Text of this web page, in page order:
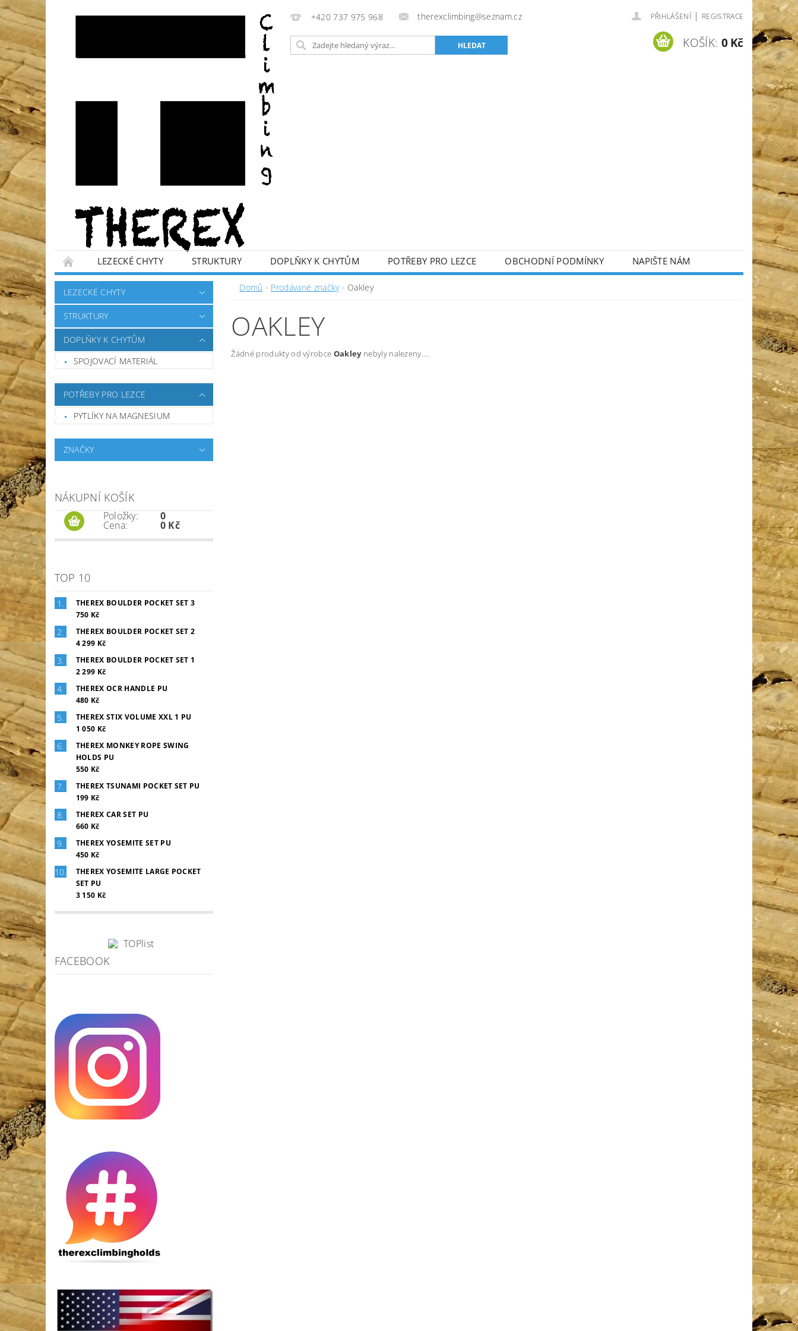
+420 737 975 968 therexclimbing@seznam.cz PŘIHLÁŠENÍ | REGISTRACE
KOŠÍK: 0 Kč
LEZECKÉ CHYTY STRUKTURY DOPLŇKY K CHYTŮM POTŘEBY PRO LEZCE OBCHODNÍ PODMÍNKY
NAPIŠTE NÁM
KONTAKTY
LEZECKÉ CHYTY
STRUKTURY
DOPLŇKY K CHYTŮM
SPOJOVACÍ MATERIÁL
POTŘEBY PRO LEZCE
PYTLÍKY NA MAGNESIUM
ZNAČKY
NÁKUPNÍ KOŠÍK
Položky:
Cena:
0
0 Kč
TOP 10
THEREX BOULDER POCKET SET 3
750 Kč
THEREX BOULDER POCKET SET 2
4 299 Kč
THEREX BOULDER POCKET SET 1
2 299 Kč
THEREX OCR HANDLE PU
480 Kč
THEREX STIX VOLUME XXL 1 PU
1 050 Kč
THEREX MONKEY ROPE SWING
HOLDS PU
550 Kč
THEREX TSUNAMI POCKET SET PU
199 Kč
THEREX CAR SET PU
660 Kč
THEREX YOSEMITE SET PU
450 Kč
THEREX YOSEMITE LARGE POCKET
SET PU
3 150 Kč
FACEBOOK
Domů Prodávané značky Oakley
OAKLEY
Žádné produkty od výrobce Oakleynebyly nalezeny....